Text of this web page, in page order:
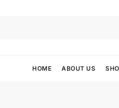
HOME ABOUT US